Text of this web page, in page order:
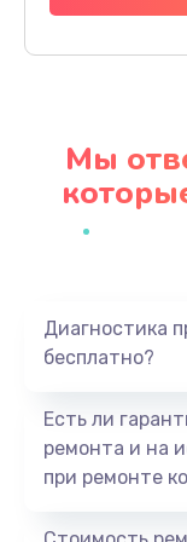
Мы
Диагностика
бесплатно?
Есть ли
ремонта и на
при ремонте